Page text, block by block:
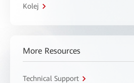
Kolej
More Resources
Technical Support